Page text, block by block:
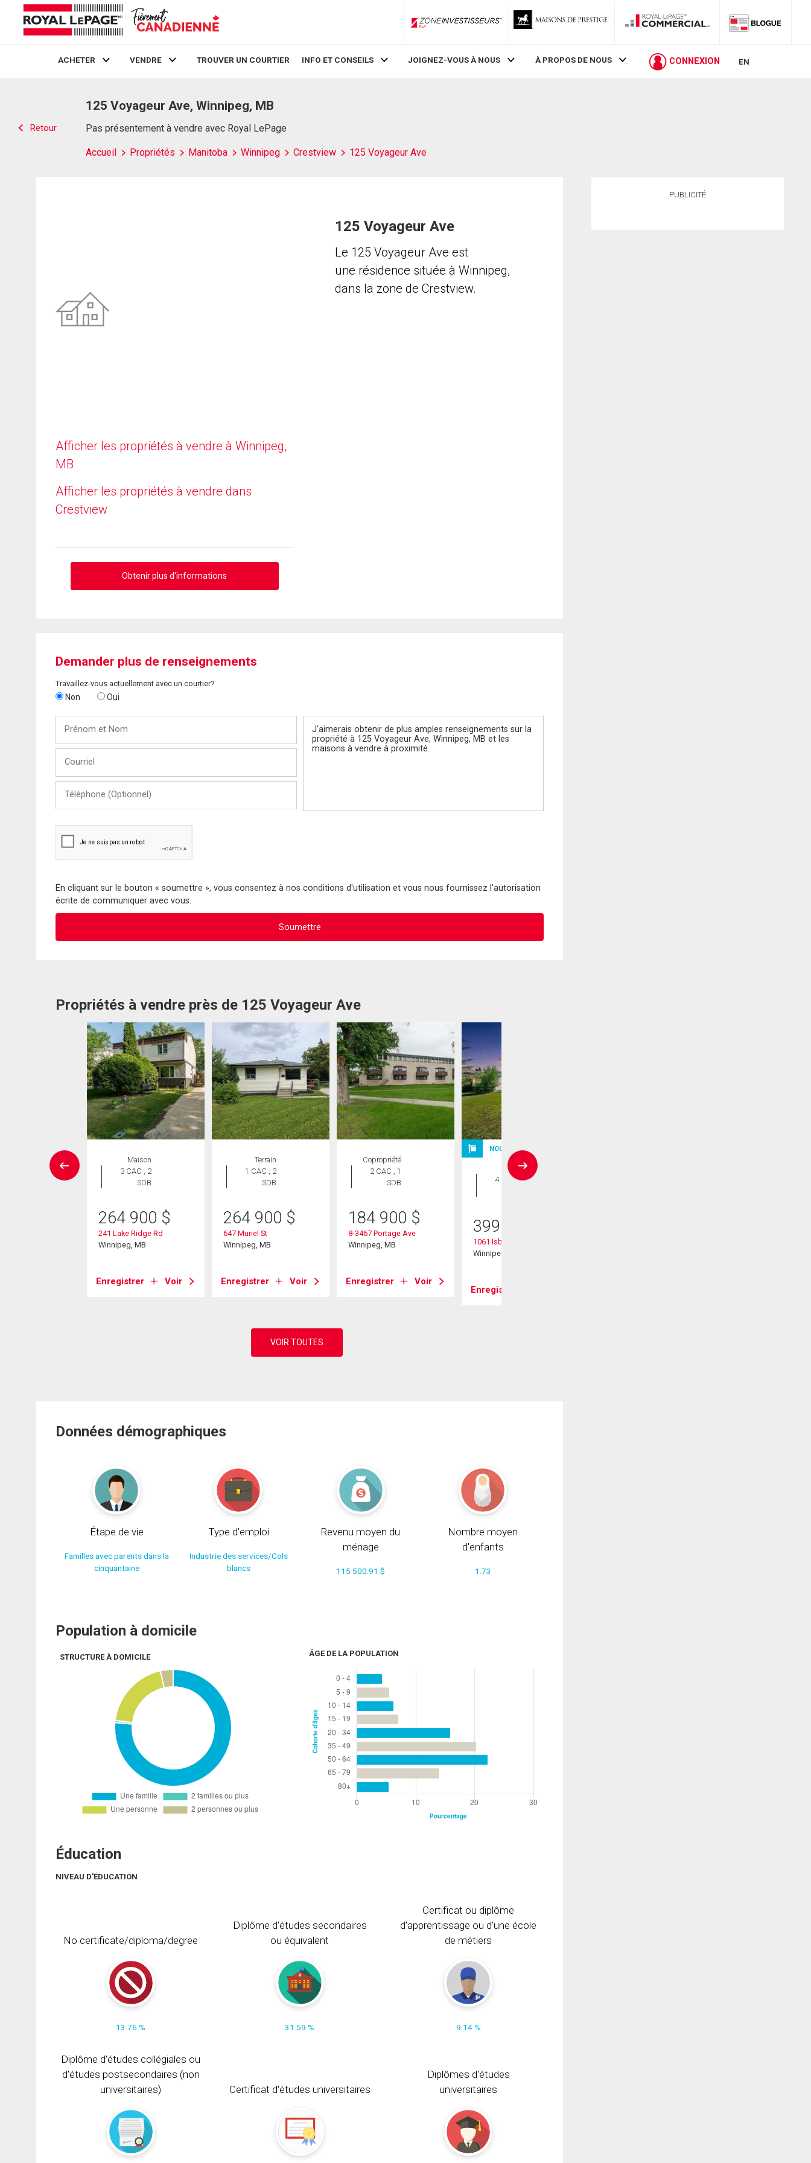
ZoneInvestisseurs RLP
ACHETER VENDRE TROUVER UN COURTIER INFO ET CONSEILS JOIGNEZ-VOUS À NOUS À PROPOS DE NOUS CONNEXION EN
Retour
125 Voyageur Ave, Winnipeg, MB
Pas présentement à vendre avec Royal LePage
Accueil Propriétés Manitoba Winnipeg Crestview 125 Voyageur Ave
Afficher les propriétés à vendre à Winnipeg,
MB
Afficher les propriétés à vendre dans
Crestview
Obtenir plus d'informations
125 Voyageur Ave
Le 125 Voyageur Ave est
une résidence située à Winnipeg,
dans la zone de Crestview.
Demander plus de renseignements
Travaillez-vous actuellement avec un courtier?
Non Oui
Nom
(Optionnel)
En cliquant sur le bouton « soumettre », vous consentez à nos conditions d'utilisation et vous nous fournissez l'autorisation
écrite de communiquer avec vous.
Propriétés à vendre près de 125 Voyageur Ave
INSCRIPTION
Maison
3 CAC , 2
SDB
264 900 $
241 Lake Ridge Rd
Winnipeg, MB
Enregistrer Voir
Terrain
1 CAC , 2
SDB
264 900 $
647 Muriel St
Winnipeg, MB
Enregistrer Voir
Copropriété
2 CAC , 1
SDB
184 900 $
8-3467 Portage Ave
Winnipeg, MB
Enregistrer Voir
NOUVELLE INSCRIPTION
Maison
4 CAC , 2
399 900
1061 Isbister Street
Winnipeg, MB
Enregistrer
Données démographiques
Étape de vie
Familles avec parents dans la
cinquantaine
Type d'emploi
Industrie des services/Cols
blancs
Revenu moyen du
ménage
115 500.91 $
Nombre moyen
d'enfants
1.73
Population à domicile
STRUCTURE À DOMICILE ÂGE DE LA POPULATION
Éducation
NIVEAU D'ÉDUCATION
No certificate/diploma/degree
13.76 %
Diplôme d'études secondaires
ou équivalent
31.59 %
Certificat ou diplôme
d'apprentissage ou d'une école
de métiers
9.14 %
Diplôme d'études collégiales ou
d'études postsecondaires (non
universitaires)
Certificat d'études universitaires
Diplômes d'études
universitaires
PUBLICITÉ